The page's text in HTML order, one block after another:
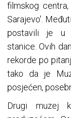
filmskog
Sarajevo'.
postavili je u
stanice. Ovih
rekorde po
tako da je
posjećen,
Drugi muzej